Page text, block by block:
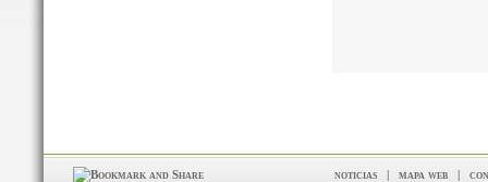
noticias | mapa web |